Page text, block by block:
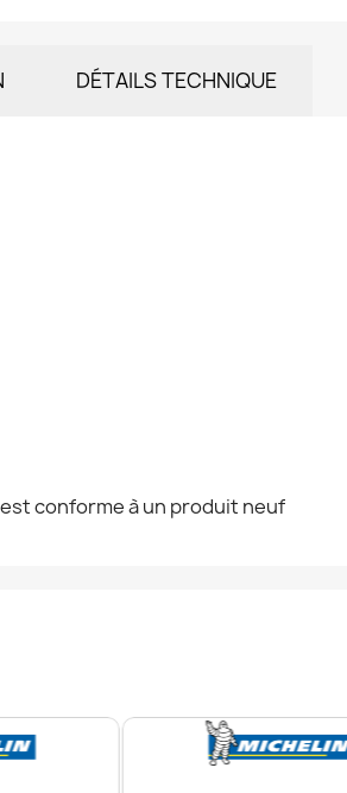
DÉTAILS TECHNIQUE
conforme à un produit neuf